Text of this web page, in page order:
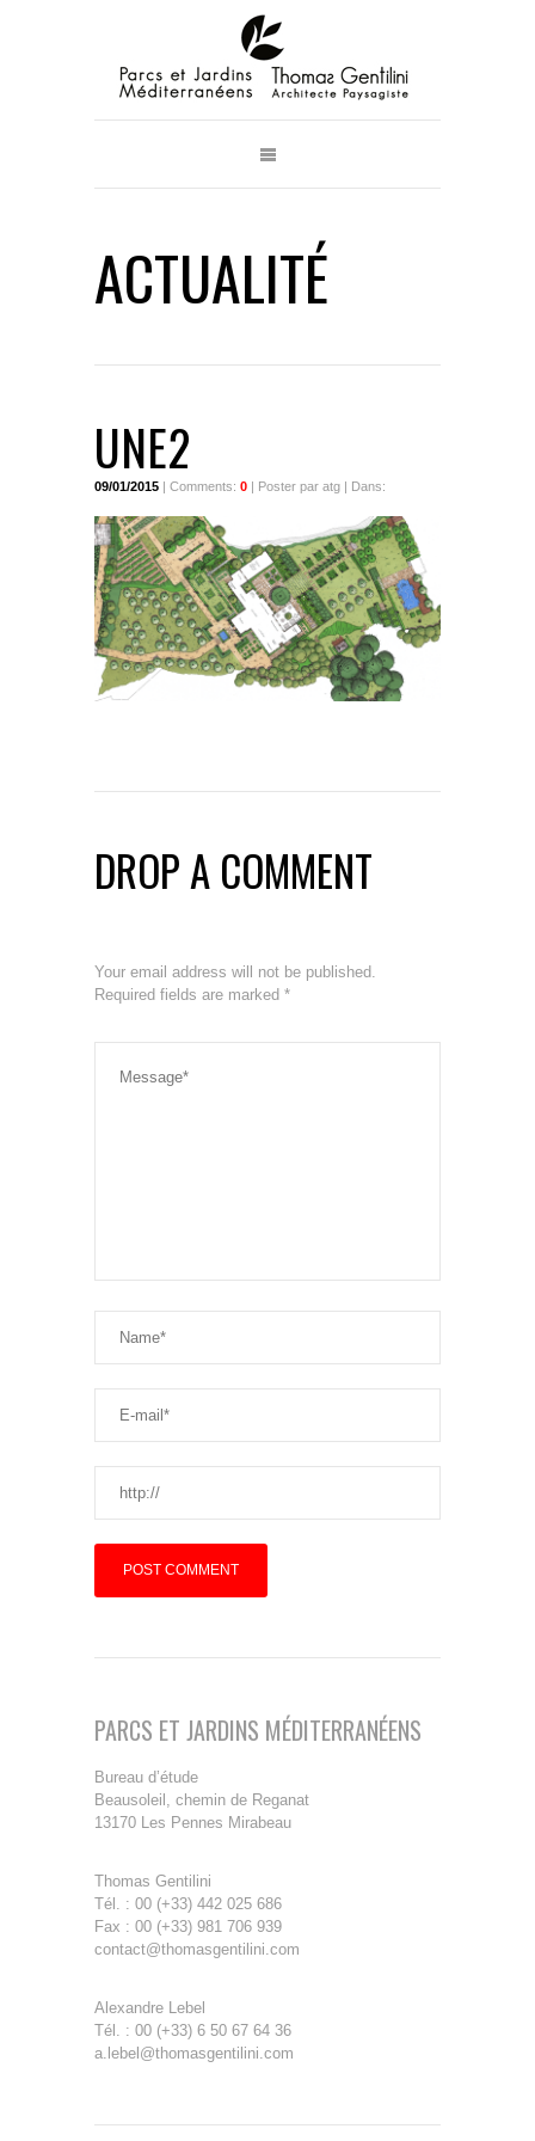
ACTUALITÉ
UNE2
09/01/2015 | Comments: 0 | Poster par atg | Dans:
DROP A COMMENT
Your email address will not be published.
Required fields are marked *
PARCS ET JARDINS MÉDITERRANÉENS
Bureau d’étude
Beausoleil, chemin de Reganat
13170 Les Pennes Mirabeau
Thomas Gentilini
Tél. : 00 (+33) 442 025 686
Fax : 00 (+33) 981 706 939
contact@thomasgentilini.com
Alexandre Lebel
Tél. : 00 (+33) 6 50 67 64 36
a.lebel@thomasgentilini.com